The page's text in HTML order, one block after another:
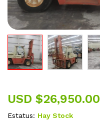
USD $26,950.00
Estatus: Hay Stock